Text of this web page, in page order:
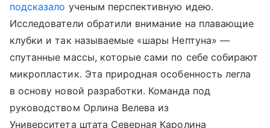
подсказало ученым перспективную идею.
Исследователи обратили внимание на плавающие
клубки и так называемые «шары Нептуна» —
спутанные массы, которые сами по себе собирают
микропластик. Эта природная особенность легла
в основу новой разработки. Команда под
руководством Орлина Велева из
Университета штата Северная Каролина